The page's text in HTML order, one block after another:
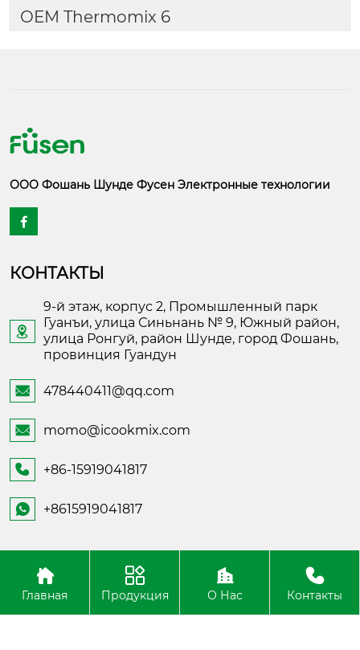
OEM Thermomix 6
ООО Фошань Шунде Фусен Электронные технологии

КОНТАКТЫ

9-й этаж, корпус 2, Промышленный парк
Гуанъи, улица Синьнань № 9, Южный район,
улица Ронгуй, район Шунде, город Фошань,
провинция Гуандун
 478440411@qq.com
 momo@icookmix.com
 +86-15919041817
 +8615919041817
Copyright ©Foshan Shunde Fusheng Electronic
Technology
Главная Продукция О Нас Контакты